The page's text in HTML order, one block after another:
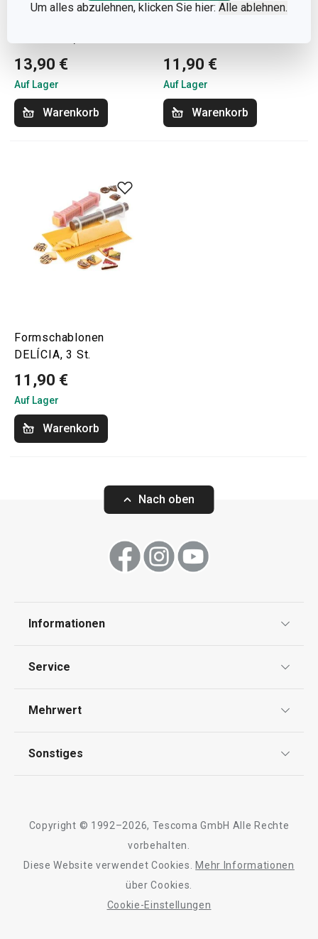
Um alles abzulehnen, klicken Sie hier: Alle ablehnen.
13,90 €
Auf Lager
Warenkorb
11,90 €
Auf Lager
Warenkorb
Formschablonen
DELÍCIA, 3 St.
11,90 €
Auf Lager
Warenkorb
Nach oben
Informationen
Impressum
Service
Kontaktformular
Mehrwert
Qualität
Sonstiges
Barrierefreiheit
Copyright © 1992–2026, Tescoma GmbH Alle Rechte
vorbehalten.
Diese Website verwendet Cookies.
Mehr Informationen
über Cookies.
Cookie-Einstellungen